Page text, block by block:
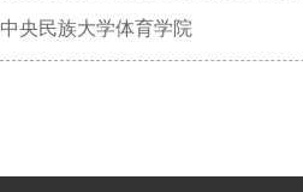
中央民族大学体育学院